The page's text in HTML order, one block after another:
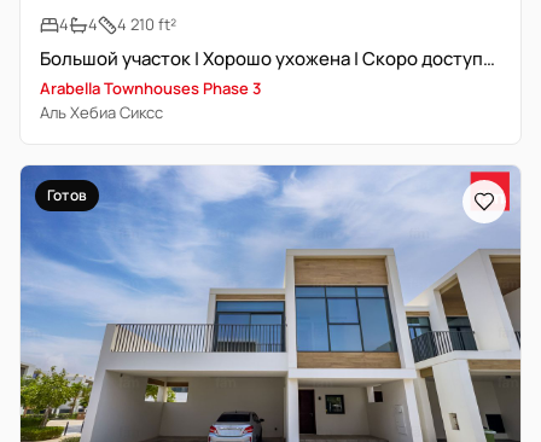
4
4 4 210 ft²
Большой участок | Хорошо ухожена | Скоро доступна
Arabella Townhouses Phase 3
Аль Хебиа Сиксс
Готов